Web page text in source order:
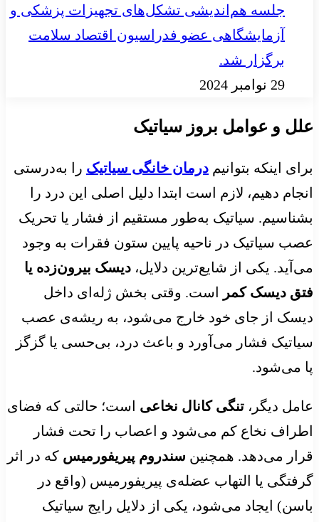
جلسه هم‌اندیشی تشکل‌های تجهیزات پزشکی و
آزمایشگاهی عضو فدراسیون اقتصاد سلامت
برگزار شد.
29 نوامبر 2024
علل و عوامل بروز سیاتیک
برای اینکه بتوانیم درمان خانگی سیاتیک را به‌درستی
انجام دهیم، لازم است ابتدا دلیل اصلی این درد را
بشناسیم. سیاتیک به‌طور مستقیم از فشار یا تحریک
عصب سیاتیک در ناحیه پایین ستون فقرات به وجود
می‌آید. یکی از شایع‌ترین دلایل، دیسک بیرون‌زده یا
فتق دیسک کمر
است. وقتی بخش ژله‌ای داخل
دیسک از جای خود خارج می‌شود، به ریشه‌ی عصب
سیاتیک فشار می‌آورد و باعث درد، بی‌حسی یا گزگز
پا می‌شود.
عامل دیگر، تنگی کانال نخاعی است؛ حالتی که فضای
اطراف نخاع کم می‌شود و اعصاب را تحت فشار
قرار می‌دهد. همچنین سندروم پیریفورمیس که در اثر
گرفتگی یا التهاب عضله‌ی پیریفورمیس (واقع در
باسن) ایجاد می‌شود، یکی از دلایل رایج سیاتیک